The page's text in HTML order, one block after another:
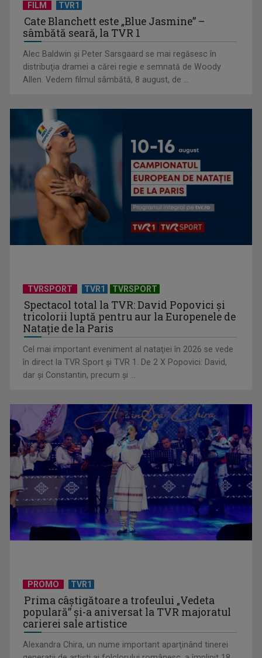
„E cool să fii cult!”, în curând la TVR 1 și TVR 2
Universitatea de Vară, la Băile Tușnad | VIDEO
„Dansatoarea din umbră”, un thriller psihologic despre
loialitate și ...
UNTOLD ONE, la Cluj-Napoca | VIDEO
FILM TVR1
Cate Blanchett este „Blue Jasmine” –
sâmbătă seară, la TVR 1
Alec Baldwin şi Peter Sarsgaard se mai regăsesc în
distribuţia dramei a cărei regie e semnată de Woody
Allen. Vedem filmul sâmbătă, 8 august, de ...
TVRSPORT TVR1 TVRSPORT
Spectacol total la TVR: David Popovici și
tricolorii luptă pentru aur la Europenele de
Natație de la Paris
Cel mai important eveniment al nataţiei în 2026 se vede
în direct la TVR Sport şi TVR 1. De 2 X Popovici: David,
dar şi Constantin, precum şi ...
PROMO TVR1
Prima câştigătoare a trofeului „Vedeta
populară” şi-a aniversat la TVR majoratul
carierei sale artistice
Alexandra Chira, un nume important aparţinând tinerei